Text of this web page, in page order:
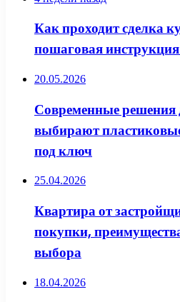
Как проходит сделка
пошаговая
20.05.2026
Современные решения
выбирают
под ключ
25.04.2026
Квартира от
покупки,
выбора
18.04.2026